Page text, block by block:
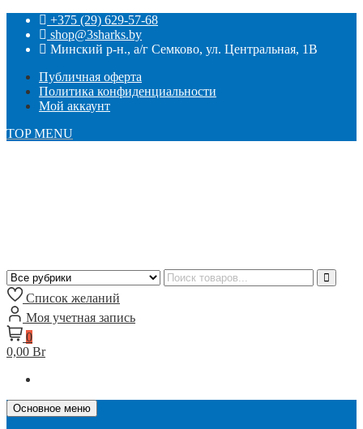
+375 (29) 629-57-68
shop@3sharks.by
Минский р-н., а/г Семково, ул. Центральная, 1В
Публичная оферта
Политика конфиденциальности
Мой аккаунт
TOP MENU
Список желаний
Моя учетная запись
0
0,00 Br
Основное меню